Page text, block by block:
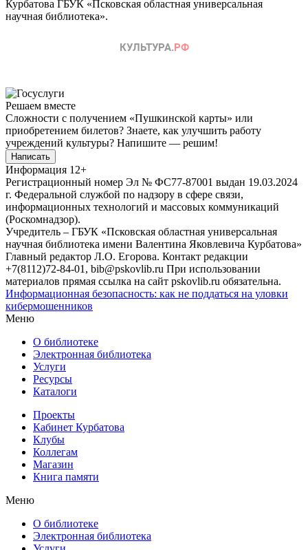
Курбатова ГБУК «Псковская областная универсальная
научная библиотека».
Решаем вместе
Сложности с получением «Пушкинской карты» или
приобретением билетов? Знаете, как улучшить работу
учреждений культуры? Напишите — решим!
Написать
Информация 12+
Регистрационный номер Эл № ФС77-87001 выдан 19.03.2024
г. Федеральной службой по надзору в сфере связи,
информационных технологий и массовых коммуникаций
(Роскомнадзор).
Учредитель – ГБУК «Псковская областная универсальная
научная библиотека имени Валентина Яковлевича Курбатова»
Главный редактор Л.О. Егорова. Контакт редакции
+7(8112)72-84-01, bib@pskovlib.ru При использовании
материалов прямая ссылка на сайт pskovlib.ru обязательна.
Информационная безопасность: как не поддаться на уловки
кибермошенников
Меню
О библиотеке
Электронная библиотека
Услуги
Ресурсы
Каталоги
Проекты
Кабинет Курбатова
Клубы
Коллегам
Магазин
Книга памяти
Меню
О библиотеке
Электронная библиотека